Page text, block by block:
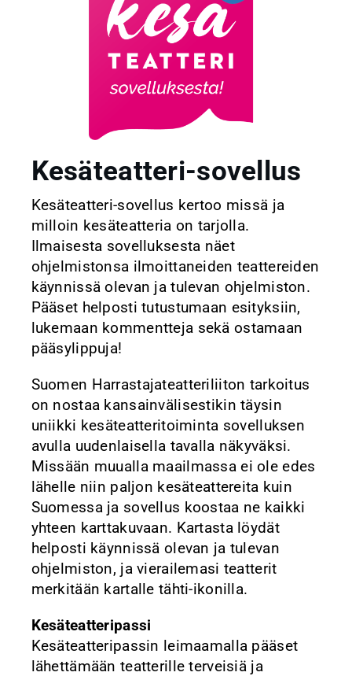
Kesäteatteri-sovellus
Kesäteatteri-sovellus kertoo missä ja
milloin kesäteatteria on tarjolla.
Ilmaisesta sovelluksesta näet
ohjelmistonsa ilmoittaneiden teattereiden
käynnissä olevan ja tulevan ohjelmiston.
Pääset helposti tutustumaan esityksiin,
lukemaan kommentteja sekä ostamaan
pääsylippuja!
Suomen Harrastajateatteriliiton tarkoitus
on nostaa kansainvälisestikin täysin
uniikki kesäteatteritoiminta sovelluksen
avulla uudenlaisella tavalla näkyväksi.
Missään muualla maailmassa ei ole edes
lähelle niin paljon kesäteattereita kuin
Suomessa ja sovellus koostaa ne kaikki
yhteen karttakuvaan. Kartasta löydät
helposti käynnissä olevan ja tulevan
ohjelmiston, ja vierailemasi teatterit
merkitään kartalle tähti-ikonilla.
Kesäteatteripassi
Kesäteatteripassin leimaamalla pääset
lähettämään teatterille terveisiä ja